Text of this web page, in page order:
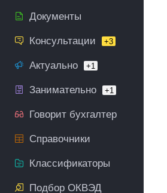
Документы
Консультации +3
Актуально +1
Занимательно +1
Говорит бухгалтер
Справочники
Классификаторы
Подбор ОКВЭД